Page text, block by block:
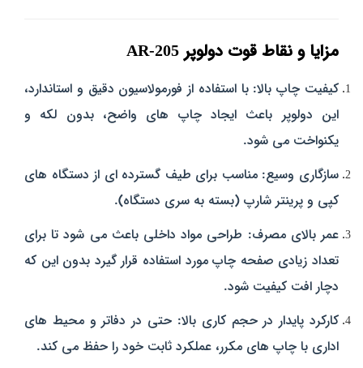
مزایا و نقاط قوت دولوپر AR-205
کیفیت چاپ بالا: با استفاده از فورمولاسیون دقیق و استاندارد،
این دولوپر باعث ایجاد چاپ‌ های واضح، بدون لکه و
یکنواخت می‌ شود.
سازگاری وسیع: مناسب برای طیف گسترده‌ ای از دستگاه‌ های
کپی و پرینتر شارپ (بسته به سری دستگاه).
عمر بالای مصرف: طراحی مواد داخلی باعث می‌ شود تا برای
تعداد زیادی صفحه چاپ مورد استفاده قرار گیرد بدون این که
دچار افت کیفیت شود.
کارکرد پایدار در حجم کاری بالا: حتی در دفاتر و محیط‌ های
اداری با چاپ‌ های مکرر، عملکرد ثابت خود را حفظ می‌ کند.